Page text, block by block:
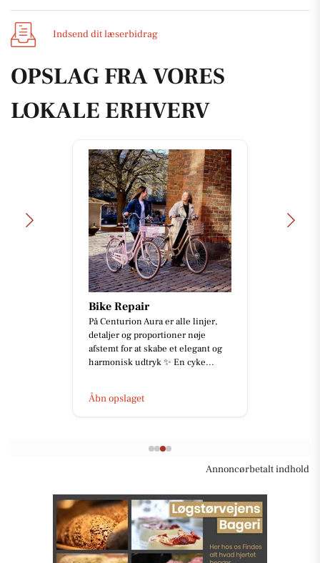
Indsend dit læserbidrag
OPSLAG FRA VORES
LOKALE ERHVERV
Bike Repair
På Centurion Aura er alle linjer,
detaljer og proportioner nøje
afstemt for at skabe et elegant og
harmonisk udtryk ✨ En cyke...
Åbn opslaget
Annoncørbetalt indhold